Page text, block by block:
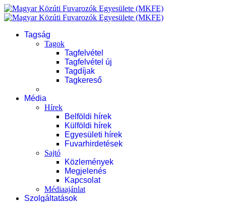
Tagság
Tagok
Tagfelvétel
Tagfelvétel új
Tagdíjak
Tagkereső
Média
Hírek
Belföldi hírek
Külföldi hírek
Egyesületi hírek
Fuvarhirdetések
Sajtó
Közlemények
Megjelenés
Kapcsolat
Médiaajánlat
Szolgáltatások